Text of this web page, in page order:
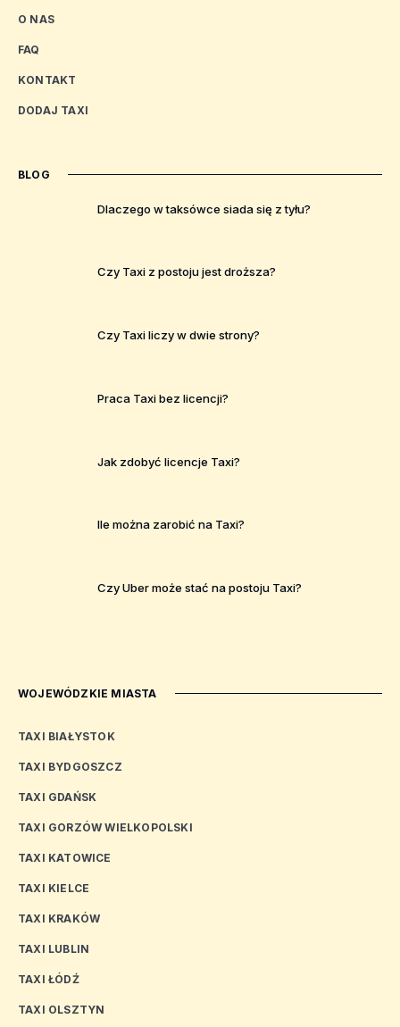
O NAS
FAQ
KONTAKT
DODAJ TAXI
BLOG
Dlaczego w taksówce siada się z tyłu?
Czy Taxi z postoju jest droższa?
Czy Taxi liczy w dwie strony?
Praca Taxi bez licencji?
Jak zdobyć licencje Taxi?
Ile można zarobić na Taxi?
Czy Uber może stać na postoju Taxi?
WOJEWÓDZKIE MIASTA
TAXI BIAŁYSTOK
TAXI BYDGOSZCZ
TAXI GDAŃSK
TAXI GORZÓW WIELKOPOLSKI
TAXI KATOWICE
TAXI KIELCE
TAXI KRAKÓW
TAXI LUBLIN
TAXI ŁÓDŹ
TAXI OLSZTYN